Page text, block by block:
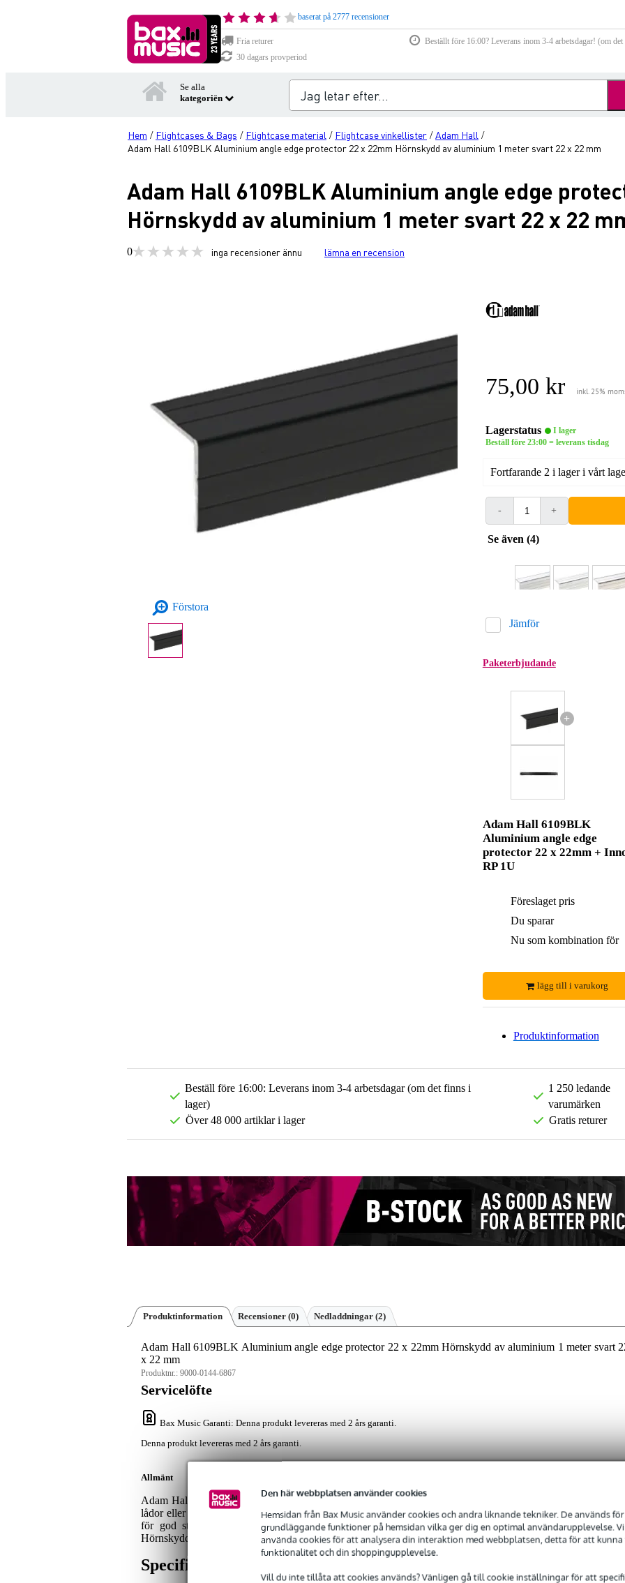
Den här webbplatsen använder cookies
Hemsidan från Bax Music använder cookies och andra liknande tekniker. De används
grundläggande funktioner på hemsidan vilka ger dig en optimal användarupplevelse.
använda cookies för att analysera din interaktion med webbplatsen, detta för att
funktionalitet och din shoppingupplevelse.
Vill du inte tillåta att cookies används? Vänligen gå till cookie inställningar för att
baserat på 2777 recensioner
Fria returer
Beställt före 16:00? Leverans inom 3-4 arbetsdagar! (om
30 dagars provperiod
Se alla
kategoriën
Hem / Flightcases & Bags / Flightcase material / Flightcase vinkellister /Adam Hall /
Adam Hall 6109BLK Aluminium angle edge protector 22 x 22mm Hörnskydd av aluminium 1 meter svart 22 x 22 mm
Adam Hall 6109BLK Aluminium angle edge
Hörnskydd av aluminium 1 meter svart 22 x 22
0 inga recensioner ännu lämna en recension
Förstora
75,00 kr inkl. 25%
Lagerstatus
I lager
Beställ före 23:00 = leverans tisdag
Fortfarande 2 i lager i vårt
- +
Se även (4)
Jämför
Paketerbjudande
+
Adam Hall 6109BLK
Aluminium angle edge
protector 22 x 22mm +
RP 1U
Föreslaget pris
Du sparar
Nu som kombination för
lägg till i varukorg
Produktinformation
Beställ före 16:00: Leverans inom 3-4 arbetsdagar (om det finns i
lager)
Över 48 000 artiklar i lager
1 250 ledande
varumärken
Gratis returer
Produktinformation Recensioner (0) Nedladdningar (2)
Adam Hall 6109BLK Aluminium angle edge protector 22 x 22mm Hörnskydd av aluminium 1 meter svart
x 22 mm
Produktnr.: 9000-0144-6867
Servicelöfte
Bax Music Garanti: Denna produkt levereras med 2 års garanti.
Denna produkt levereras med 2 års garanti.
Allmänt
Adam Hall Hardware 6109BLK är ett hörnskydd i aluminium som är utformat för att skydda hörnen på dina
lådor eller ramar. Profilen har en längd på 1 meter, en lägglängd på 22 mm och en materialtjocklek på 1,5
för god stabilitet. Den är anodiserad för en hållbar, svart finish som passar perfekt till olika
Hörnskyddet är lätt, väger 0,158 kg per meter, och ger ett perfekt skydd för hörn i alla typer av konstruktioner.
Specifikationer